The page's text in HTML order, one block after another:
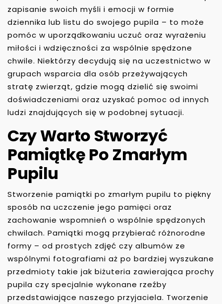
zapisanie swoich myśli i emocji w formie
dziennika lub listu do swojego pupila – to może
pomóc w uporządkowaniu uczuć oraz wyrażeniu
miłości i wdzięczności za wspólnie spędzone
chwile. Niektórzy decydują się na uczestnictwo w
grupach wsparcia dla osób przeżywających
stratę zwierząt, gdzie mogą dzielić się swoimi
doświadczeniami oraz uzyskać pomoc od innych
ludzi znajdujących się w podobnej sytuacji.
Czy Warto Stworzyć
Pamiątkę Po Zmarłym
Pupilu
Stworzenie pamiątki po zmarłym pupilu to piękny
sposób na uczczenie jego pamięci oraz
zachowanie wspomnień o wspólnie spędzonych
chwilach. Pamiątki mogą przybierać różnorodne
formy – od prostych zdjęć czy albumów ze
wspólnymi fotografiami aż po bardziej wyszukane
przedmioty takie jak biżuteria zawierająca prochy
pupila czy specjalnie wykonane rzeźby
przedstawiające naszego przyjaciela. Tworzenie